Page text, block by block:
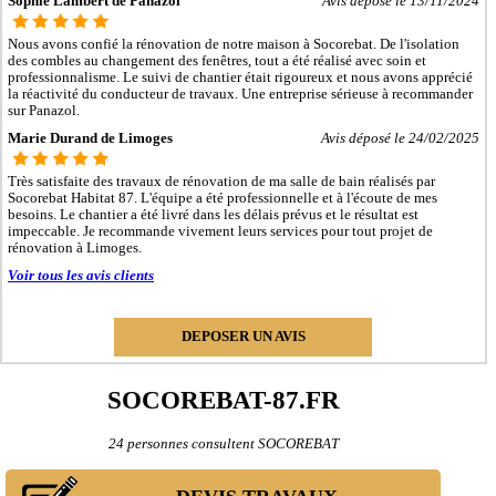
- Entreprise de rénovation immobilière à Ambazac
- Entreprise de rénovation immobilière à Condat-sur-Vienne
- Entreprise de rénovation immobilière à Saint-Léonard-de-Noblat
- Entreprise de rénovation immobilière à Bellac
- Entreprise de rénovation immobilière à Rilhac-Rancon
- Entreprise de rénovation immobilière à Verneuil-sur-Vienne
- Entreprise de rénovation immobilière à Bessines-sur-Gartempe
- Entreprise de rénovation immobilière à Saint-Priest-Taurion
- Entreprise de rénovation immobilière à Boisseuil
- Entreprise de rénovation immobilière à Nexon
- Entreprise de rénovation immobilière à Saint-Just-le-Martel
- Entreprise de rénovation immobilière à Bosmie-l'Aiguille
- Entreprise de rénovation immobilière à Châteauponsac
- Entreprise de rénovation immobilière à Oradour-sur-Glane
- Entreprise de rénovation immobilière à Veyrac
- Entreprise de rénovation immobilière à Le Dorat
- Entreprise de rénovation immobilière à Séreilhac
- Entreprise de rénovation immobilière à Compreignac
- Entreprise de rénovation immobilière à Saint-Priest-sous-Aixe
Nous avons confié la rénovation de notre maison à Socorebat. De l'isolation
des combles au changement des fenêtres, tout a été réalisé avec soin et
professionnalisme. Le suivi de chantier était rigoureux et nous avons apprécié
la réactivité du conducteur de travaux. Une entreprise sérieuse à recommander
sur Panazol.
Marie Durand de Limoges
Avis déposé le 24/02/2025
Très satisfaite des travaux de rénovation de ma salle de bain réalisés par
Socorebat Habitat 87. L'équipe a été professionnelle et à l'écoute de mes
besoins. Le chantier a été livré dans les délais prévus et le résultat est
impeccable. Je recommande vivement leurs services pour tout projet de
rénovation à Limoges.
Voir tous les avis clients
DEPOSER UN AVIS
SOCOREBAT-87.FR
24 personnes consultent SOCOREBAT